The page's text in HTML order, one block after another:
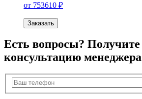
от 753610 ₽
Заказать
Есть вопросы? Получите
консультацию менеджера